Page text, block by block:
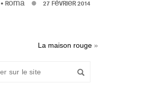
• ROMA 27 FÉVRIER 2014
La maison rouge »